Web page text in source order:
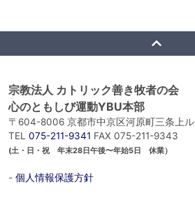
宗教法人 カトリック善き牧者の会
心のともしび運動YBU本部
〒604-8006 京都市中京区河原町三条上ル
TEL 075-211-9341 FAX 075-211-9343
(土・日・祝 年末28日午後〜年始5日 休業）
- 個人情報保護方針